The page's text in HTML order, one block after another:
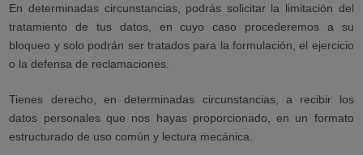
En determinadas circunstancias, podrás solicitar la limitación del
tratamiento de tus datos, en cuyo caso procederemos a su
bloqueo y solo podrán ser tratados para la formulación, el ejercicio
o la defensa de reclamaciones.
Tienes derecho, en determinadas circunstancias, a recibir los
datos personales que nos hayas proporcionado, en un formato
estructurado de uso común y lectura mecánica.